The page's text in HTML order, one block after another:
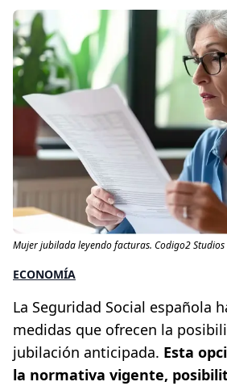
Mujer jubilada leyendo facturas. Codigo2 Studios
ECONOMÍA
La Seguridad Social española
medidas que ofrecen la
jubilación anticipada. Esta
la normativa vigente,